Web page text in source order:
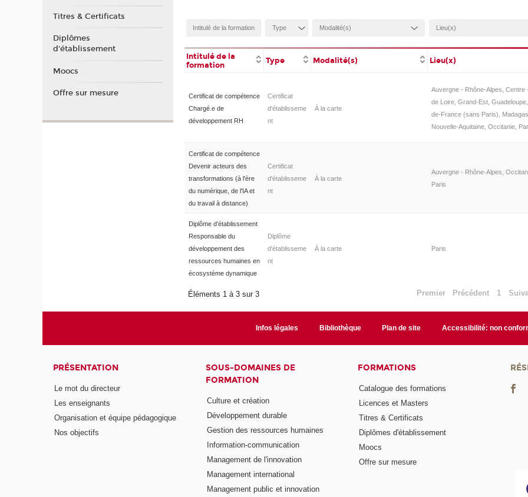
Intitulé de la
formation
Type Modalité(s) Lieu(x)
Certificat de compétence
Chargé.e de
développement RH
Certificat
d'établisseme
nt
À la carte
Auvergne - Rhône-Alpes, Centre
de Loire, Grand-Est,
de-France (sans Paris),
Nouvelle-Aquitaine, Occitanie,
Certificat de compétence
Devenir acteurs des
transformations (à l'ère
du numérique, de l'IA et
du travail à distance)
Certificat
d'établisseme
nt
À la carte
Auvergne - Rhône-Alpes,
Paris
Diplôme d'établissement
Responsable du
développement des
ressources humaines en
écosystème dynamique
Diplôme
d'établisseme
nt
À la carte Paris
Éléments 1 à 3 sur 3 Premier Précédent 1
Titres & Certificats
Diplômes
d'établissement
Moocs
Offre sur mesure
Infos légales Bibliothèque Plan de site Accessibilité: non
PRÉSENTATION
Le mot du directeur
Les enseignants
Organisation et équipe pédagogique
Nos objectifs
SOUS-DOMAINES DE
FORMATION
Culture et création
Développement durable
Gestion des ressources humaines
Information-communication
Management de l'innovation
Management international
Management public et innovation
FORMATIONS
Catalogue des formations
Licences et Masters
Titres & Certificats
Diplômes d'établissement
Moocs
Offre sur mesure